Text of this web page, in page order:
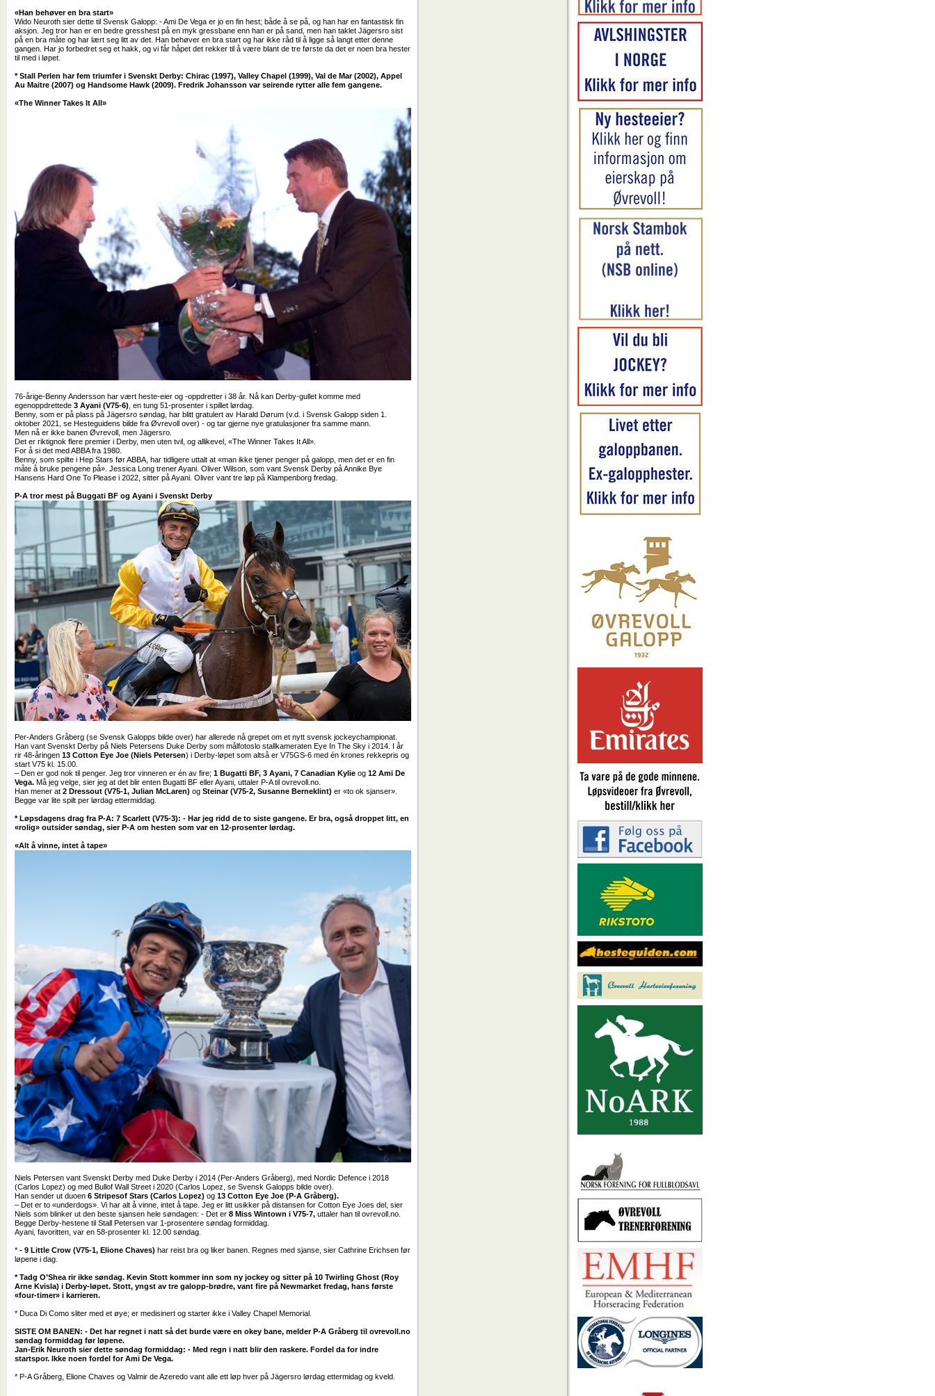
«Han behøver en bra start»
Wido Neuroth sier dette til Svensk Galopp: - Ami De Vega er jo en fin hest; både å se på, og han har en fantastisk fin
aksjon. Jeg tror han er en bedre gresshest på en myk gressbane enn han er på sand, men han taklet Jägersro sist
på en bra måte og har lært seg litt av det. Han behøver en bra start og har ikke råd til å ligge så langt etter denne
gangen. Har jo forbedret seg et hakk, og vi får håpet det rekker til å være blant de tre første da det er noen bra hester
til med i løpet.
* Stall Perlen har fem triumfer i Svenskt Derby: Chirac (1997), Valley Chapel (1999), Val de Mar (2002), Appel
Au Maitre (2007) og Handsome Hawk (2009). Fredrik Johansson var seirende rytter alle fem gangene.
«The Winner Takes It All»
76-årige-Benny Andersson har vært heste-eier og -oppdretter i 38 år. Nå kan Derby-gullet komme med
egenoppdrettede3 Ayani (V75-6) , en tung 51-prosenter i spillet lørdag.
Benny, som er på plass på Jägersro søndag, har blitt gratulert av Harald Dørum (v.d. i Svensk Galopp siden 1.
oktober 2021, se Hesteguidens bilde fra Øvrevoll over) - og tar gjerne nye gratulasjoner fra samme mann.
Men nå er ikke banen Øvrevoll, men Jägersro.
Det er riktignok flere premier i Derby, men uten tvil, og allikevel, «The Winner Takes It All».
For å si det med ABBA fra 1980.
Benny, som spilte i Hep Stars før ABBA, har tidligere uttalt at «man ikke tjener penger på galopp, men det er en fin
måte å bruke pengene på». Jessica Long trener Ayani. Oliver Wilson, som vant Svensk Derby på Annike Bye
Hansens Hard One To Please i 2022, sitter på Ayani. Oliver vant tre løp på Klampenborg fredag.
P-A tror mest på Buggati BF og Ayani i Svenskt Derby
Per-Anders Gråberg (se Svensk Galopps bilde over) har allerede nå grepet om et nytt svensk jockeychampionat.
Han vant Svenskt Derby på Niels Petersens Duke Derby som målfotoslo stallkameraten Eye In The Sky i 2014. I år
rir 48-åringen13 Cotton Eye Joe (Niels Petersen) i Derby-løpet som altså er V75GS-6 med én krones rekkepris og
start V75 kl. 15.00.
– Den er god nok til penger. Jeg tror vinneren er én av fire;1 Bugatti BF, 3 Ayani, 7 Canadian Kylie og12 Ami De
Vega. Må jeg velge, sier jeg at det blir enten Bugatti BF eller Ayani, uttaler P-A til ovrevoll.no.
Han mener at2 Dressout (V75-1, Julian McLaren) ogSteinar (V75-2, Susanne Berneklint) er «to ok sjanser».
Begge var lite spilt per lørdag ettermiddag.
* Løpsdagens drag fra P-A: 7 Scarlett (V75-3): - Har jeg ridd de to siste gangene. Er bra, også droppet litt, en
«rolig» outsider søndag, sier P-A om hesten som var en 12-prosenter lørdag.
«Alt å vinne, intet å tape»
Niels Petersen vant Svenskt Derby med Duke Derby i 2014 (Per-Anders Gråberg), med Nordic Defence i 2018
(Carlos Lopez) og med Bullof Wall Street i 2020 (Carlos Lopez, se Svensk Galopps bilde over).
Han sender ut duoen6 Stripesof Stars (Carlos Lopez) og13 Cotton Eye Joe (P-A Gråberg).
– Det er to «underdogs». Vi har alt å vinne, intet å tape. Jeg er litt usikker på distansen for Cotton Eye Joes del, sier
Niels som blinker ut den beste sjansen hele søndagen: - Det er8 Miss Wintown i V75-7, uttaler han til ovrevoll.no.
Begge Derby-hestene til Stall Petersen var 1-prosentere søndag formiddag.
Ayani, favoritten, var en 58-prosenter kl. 12.00 søndag.
*- 9 Little Crow (V75-1, Elione Chaves) har reist bra og liker banen. Regnes med sjanse, sier Cathrine Erichsen før
løpene i dag.
* Tadg O’Shea rir ikke søndag. Kevin Stott kommer inn som ny jockey og sitter på 10 Twirling Ghost (Roy
Arne Kvisla) i Derby-løpet. Stott, yngst av tre galopp-brødre, vant fire på Newmarket fredag, hans første
«four-timer» i karrieren.
* Duca Di Como sliter med et øye; er medisinert og starter ikke i Valley Chapel Memorial.
SISTE OM BANEN: - Det har regnet i natt så det burde være en okey bane, melder P-A Gråberg til ovrevoll.no
søndag formiddag før løpene.
Jan-Erik Neuroth sier dette søndag formiddag: - Med regn i natt blir den raskere. Fordel da for indre
startspor. Ikke noen fordel for Ami De Vega.
* P-A Gråberg, Elione Chaves og Valmir de Azeredo vant alle ett løp hver på Jägersro lørdag ettermidag og kveld.